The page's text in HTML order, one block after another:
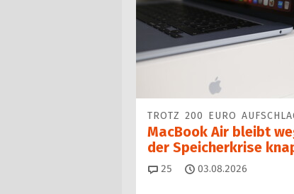
TROTZ 200 EURO
MacBook Air bleibt
der Speicherkrise
25 Kommentare
03.08.2026